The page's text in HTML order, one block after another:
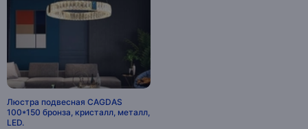
Люстра подвесная CAGDAS
100*150 бронза, кристалл, металл,
LED.